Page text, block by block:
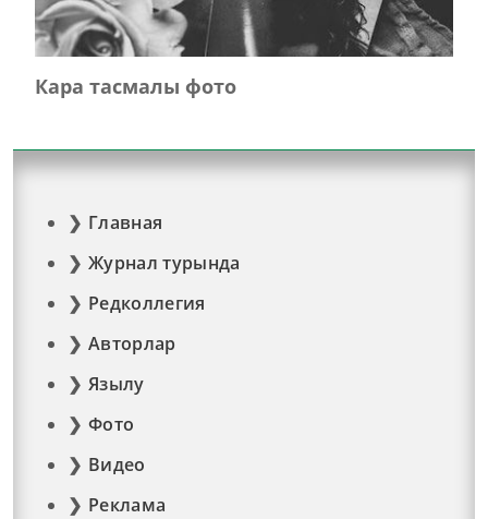
Кара тасмалы фото
Главная
Журнал турында
Редколлегия
Авторлар
Язылу
Фото
Видео
Реклама